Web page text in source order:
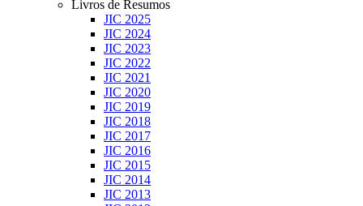
Livros de Resumos
JIC 2025
JIC 2024
JIC 2023
JIC 2022
JIC 2021
JIC 2020
JIC 2019
JIC 2018
JIC 2017
JIC 2016
JIC 2015
JIC 2014
JIC 2013